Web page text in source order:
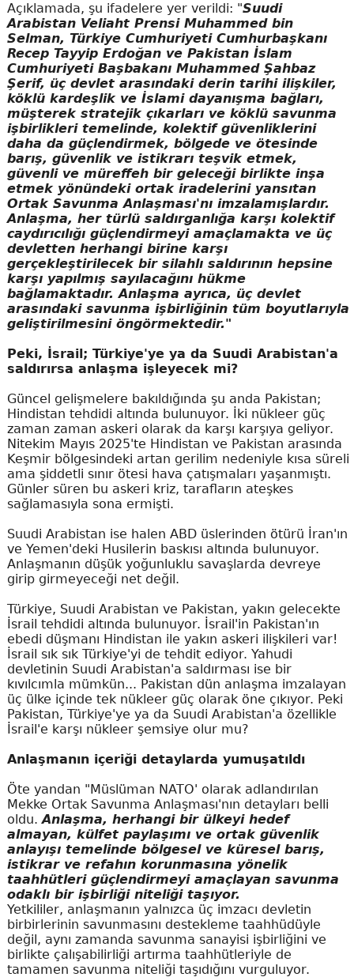
Açıklamada, şu ifadelere yer verildi: "Suudi
Arabistan Veliaht Prensi Muhammed bin
Selman, Türkiye Cumhuriyeti Cumhurbaşkanı
Recep Tayyip Erdoğan ve Pakistan İslam
Cumhuriyeti Başbakanı Muhammed Şahbaz
Şerif, üç devlet arasındaki derin tarihi ilişkiler,
köklü kardeşlik ve İslami dayanışma bağları,
müşterek stratejik çıkarları ve köklü savunma
işbirlikleri temelinde, kolektif güvenliklerini
daha da güçlendirmek, bölgede ve ötesinde
barış, güvenlik ve istikrarı teşvik etmek,
güvenli ve müreffeh bir geleceği birlikte inşa
etmek yönündeki ortak iradelerini yansıtan
Ortak Savunma Anlaşması'nı imzalamışlardır.
Anlaşma, her türlü saldırganlığa karşı kolektif
caydırıcılığı güçlendirmeyi amaçlamakta ve üç
devletten herhangi birine karşı
gerçekleştirilecek bir silahlı saldırının hepsine
karşı yapılmış sayılacağını hükme
bağlamaktadır. Anlaşma ayrıca, üç devlet
arasındaki savunma işbirliğinin tüm boyutlarıyla
geliştirilmesini öngörmektedir."
Peki, İsrail; Türkiye'ye ya da Suudi Arabistan'a
saldırırsa anlaşma işleyecek mi?
Güncel gelişmelere bakıldığında şu anda Pakistan;
Hindistan tehdidi altında bulunuyor. İki nükleer güç
zaman zaman askeri olarak da karşı karşıya geliyor.
Nitekim Mayıs 2025'te Hindistan ve Pakistan arasında
Keşmir bölgesindeki artan gerilim nedeniyle kısa süreli
ama şiddetli sınır ötesi hava çatışmaları yaşanmıştı.
Günler süren bu askeri kriz, tarafların ateşkes
sağlamasıyla sona ermişti.
Suudi Arabistan ise halen ABD üslerinden ötürü İran'ın
ve Yemen'deki Husilerin baskısı altında bulunuyor.
Anlaşmanın düşük yoğunluklu savaşlarda devreye
girip girmeyeceği net değil.
Türkiye, Suudi Arabistan ve Pakistan, yakın gelecekte
İsrail tehdidi altında bulunuyor. İsrail'in Pakistan'ın
ebedi düşmanı Hindistan ile yakın askeri ilişkileri var!
İsrail sık sık Türkiye'yi de tehdit ediyor. Yahudi
devletinin Suudi Arabistan'a saldırması ise bir
kıvılcımla mümkün... Pakistan dün anlaşma imzalayan
üç ülke içinde tek nükleer güç olarak öne çıkıyor. Peki
Pakistan, Türkiye'ye ya da Suudi Arabistan'a özellikle
İsrail'e karşı nükleer şemsiye olur mu?
Anlaşmanın içeriği detaylarda yumuşatıldı
Öte yandan "Müslüman NATO' olarak adlandırılan
Mekke Ortak Savunma Anlaşması'nın detayları belli
oldu.Anlaşma, herhangi bir ülkeyi hedef
almayan, külfet paylaşımı ve ortak güvenlik
anlayışı temelinde bölgesel ve küresel barış,
istikrar ve refahın korunmasına yönelik
taahhütleri güçlendirmeyi amaçlayan savunma
odaklı bir işbirliği niteliği taşıyor.
Yetkililer, anlaşmanın yalnızca üç imzacı devletin
birbirlerinin savunmasını destekleme taahhüdüyle
değil, aynı zamanda savunma sanayisi işbirliğini ve
birlikte çalışabilirliği artırma taahhütleriyle de
tamamen savunma niteliği taşıdığını vurguluyor.